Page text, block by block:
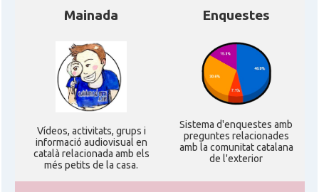
* + ambaixades i consolats
Mainada
Ví­deos, activitats, grups i
informació audiovisual en
català relacionada amb els
més petits de la casa.
Enquestes
Sistema d'enquestes amb
preguntes relacionades
amb la comunitat catalana
de l'exterior